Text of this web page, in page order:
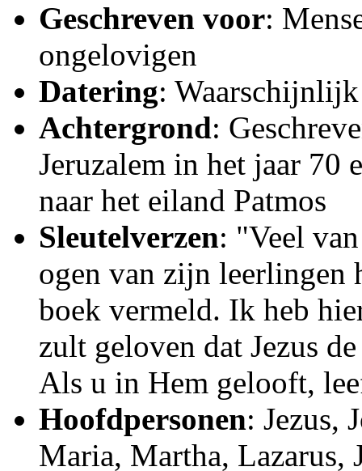
Geschreven voor:
ongelovigen
Datering:
Achtergrond:
Jeruzalem in het jaar 70
naar het eiland Patmos
Sleutelverzen: "Veel
ogen van zijn leerlingen
boek vermeld. Ik heb
zult geloven dat Jezus
Als u in Hem gelooft,
Hoofdpersonen: Jezus,
Maria, Martha, Lazarus,